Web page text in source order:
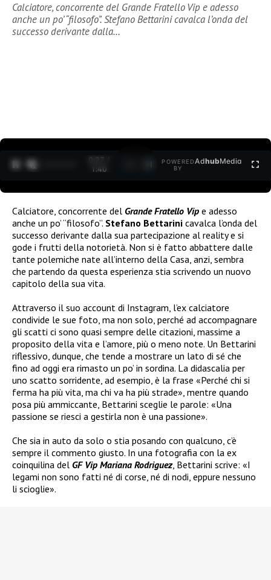
Calciatore, concorrente del Grande Fratello Vip e adesso
anche un po’ “filosofo”. Stefano Bettarini cavalca l’onda del
successo derivante dalla…
0:27 /
1:40
POWERED
BY
AdhubMedia
Calciatore, concorrente del Grande Fratello Vip e adesso
anche un po’ “filosofo”. Stefano Bettarini cavalca l’onda del
successo derivante dalla sua partecipazione al reality e si
gode i frutti della notorietà. Non si è fatto abbattere dalle
tante polemiche nate all’interno della Casa, anzi, sembra
che partendo da questa esperienza stia scrivendo un nuovo
capitolo della sua vita.
Attraverso il suo account di Instagram, l’ex calciatore
condivide le sue foto, ma non solo, perché ad accompagnare
gli scatti ci sono quasi sempre delle citazioni, massime a
proposito della vita e l’amore, più o meno note. Un Bettarini
riflessivo, dunque, che tende a mostrare un lato di sé che
fino ad oggi era rimasto un po’ in sordina. La didascalia per
uno scatto sorridente, ad esempio, è la frase «Perché chi si
ferma ha più vita, ma chi va ha più strade», mentre quando
posa più ammiccante, Bettarini sceglie le parole: «Una
passione se riesci a gestirla non è una passione».
Che sia in auto da solo o stia posando con qualcuno, c’è
sempre il commento giusto. In una fotografia con la ex
coinquilina del GF Vip Mariana Rodriguez, Bettarini scrive: «I
legami non sono fatti né di corse, né di nodi, eppure nessuno
li scioglie».